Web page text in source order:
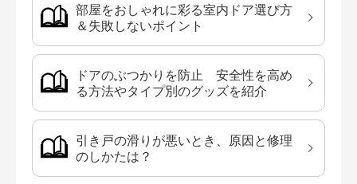
部屋をおしゃれに彩る室内ドア選び方
＆失敗しないポイント
ドアのぶつかりを防止 安全性を高め
る方法やタイプ別のグッズを紹介
引き戸の滑りが悪いとき、原因と修理
のしかたは？